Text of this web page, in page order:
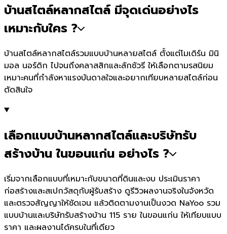
บ้านสไตล์หลากสไตล์ มีจุดเด่นอย่างไร
เหมาะกับใคร ?
บ้านสไตล์หลากสไตล์รวมแบบบ้านหลายสไตล์ ตั้งแต่โมเดิร์น มินิ
มอล นอร์ดิก ไปจนถึงคลาสสิกและลักชัวรี ให้เลือกตามรสนิยม
เหมาะคนที่กำลังหาแรงบันดาลใจและอยากเทียบหลายสไตล์ก่อน
ตัดสินใจ
เลือกแบบบ้านหลากสไตล์และบริษัทรับ
สร้างบ้าน ในขอนแก่น อย่างไร ?
เริ่มจากเลือกแบบที่เหมาะกับขนาดที่ดินและงบ ประเมินราคา
ก่อสร้างและสเปกวัสดุกับผู้รับสร้าง ดูรีวิวผลงานจริงในจังหวัด
และตรวจสัญญาให้ชัดเจน แล้วติดตามงานเป็นงวด NaYoo รวม
แบบบ้านและบริษัทรับสร้างบ้าน 115 ราย ในขอนแก่น ให้เทียบแบบ
ราคา และผลงานได้ครบในที่เดียว